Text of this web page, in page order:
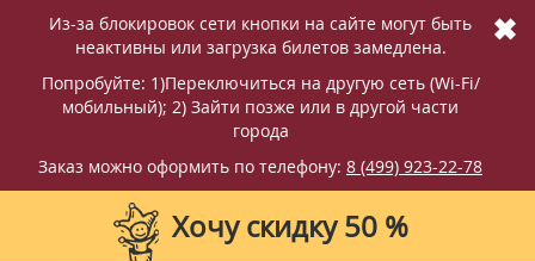
Из-за блокировок сети кнопки на сайте могут быть
неактивны или загрузка билетов замедлена.
Попробуйте: 1)Переключиться на другую сеть (Wi-Fi/
мобильный); 2) Зайти позже или в другой части
города
Заказ можно оформить по телефону: 8 (499) 923-22-78
✖
Хочу скидку 50 %